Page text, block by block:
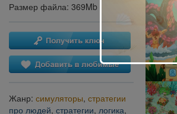
Размер файла: 369Mb
Жанр: симуляторы, стратегии
про людей, стратегии, логика,